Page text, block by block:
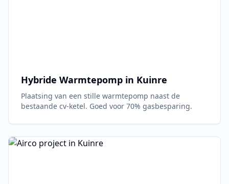
Hybride Warmtepomp in Kuinre
Plaatsing van een stille warmtepomp naast de
bestaande cv-ketel. Goed voor 70% gasbesparing.